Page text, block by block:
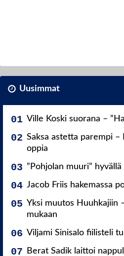
Uusimmat
Ville Koski suorana –
Saksa astetta parempi –
oppia
”Pohjolan muuri”
Jacob Friis hakemassa
Yksi muutos Huuhkajiin
mukaan
Viljami Sinisalo fiilisteli
Berat Sadik laittoi